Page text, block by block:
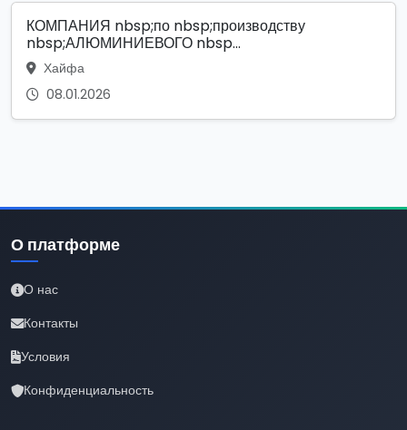
КОМПАНИЯ nbsp;по nbsp;производству
nbsp;АЛЮМИНИЕВОГО nbsp...
Хайфа
08.01.2026
О платформе
О нас
Контакты
Условия
Конфиденциальность